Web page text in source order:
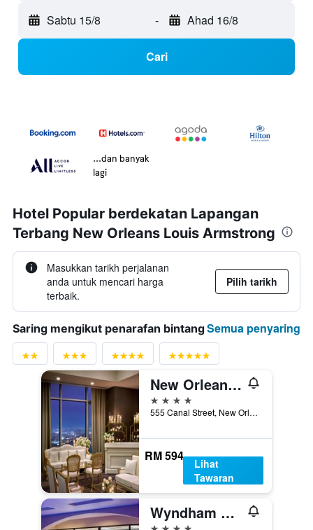
Sabtu 15/8 - Ahad 16/8
Cari
...dan banyak
lagi
Hotel Popular berdekatan Lapangan
Terbang New Orleans Louis Armstrong
Masukkan tarikh perjalanan
anda untuk mencari harga
terbaik.
Pilih tarikh
Saring mengikut penarafan bintangSemua penyaring
New Orleans Marriott
4 bintang
555 Canal Street, New Orleans, LA, Amerika Syarikat
RM 594
Lihat
Tawaran
Wyndham New Orleans - French Quarter
4 bintang